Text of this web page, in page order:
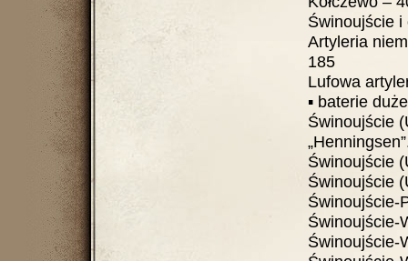
Świnoujście i
Artyleria
185
Lufowa
▪ baterie
Świnoujście
Świnoujście
Świnoujście
Świnoujście-
Świnoujście-
Świnoujście-